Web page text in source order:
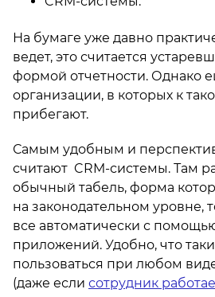
На бумаге уже давно
ведет, это считается
формой отчетности. Однако
организации, в которых к
прибегают.
Самым удобным и
считают CRM-системы. Там
обычный табель, форма
на законодательном уровне,
все автоматически с
приложений. Удобно, что
пользоваться при любом
(даже если сотрудник